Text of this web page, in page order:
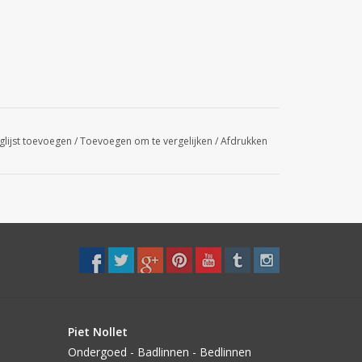
toevoegen /Toevoegen om te vergelijken /Afdrukken
Piet Nollet
Ondergoed - Badlinnen - Bedlinnen